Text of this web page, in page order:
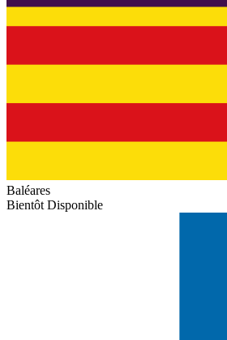
Baléares
Bientôt Disponible